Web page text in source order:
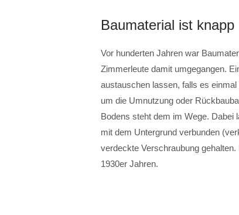
Baumaterial ist knapp
Vor hunderten Jahren war
Zimmerleute damit umgegangen.
austauschen lassen, falls es
um die Umnutzung oder
Bodens steht dem im Wege.
mit dem Untergrund verbunden
verdeckte Verschraubung
1930er Jahren.